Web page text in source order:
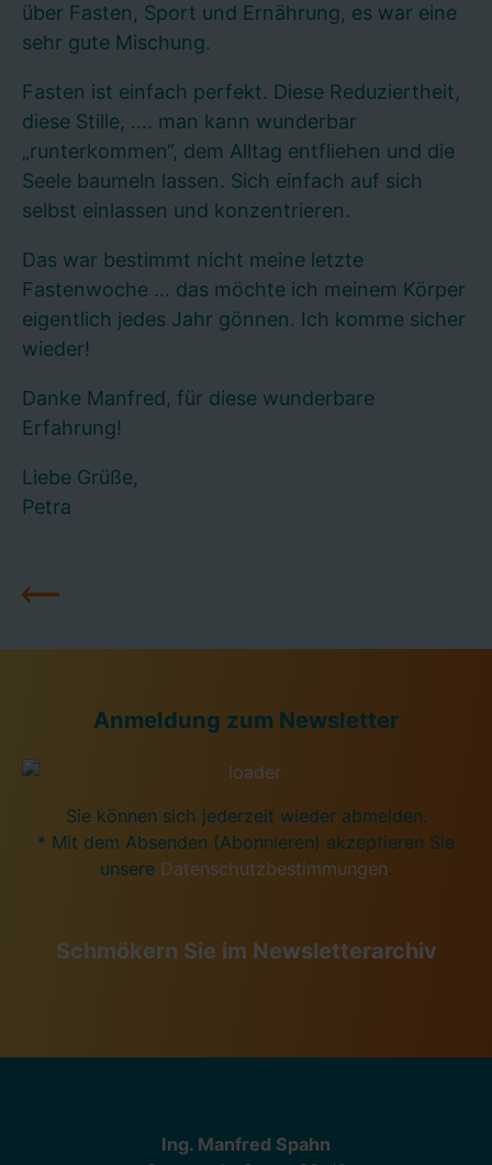
über Fasten, Sport und Ernährung, es war eine
sehr gute Mischung.
Fasten ist einfach perfekt. Diese Reduziertheit,
diese Stille, …. man kann wunderbar
„runterkommen“, dem Alltag entfliehen und die
Seele baumeln lassen. Sich einfach auf sich
selbst einlassen und konzentrieren.
Das war bestimmt nicht meine letzte
Fastenwoche … das möchte ich meinem Körper
eigentlich jedes Jahr gönnen. Ich komme sicher
wieder!
Danke Manfred, für diese wunderbare
Erfahrung!
Liebe Grüße,
Petra
Anmeldung zum Newsletter
Sie können sich jederzeit wieder abmelden.
* Mit dem Absenden (Abonnieren) akzeptieren Sie
unsere Datenschutzbestimmungen.
Schmökern Sie im Newsletterarchiv
Ing. Manfred Spahn